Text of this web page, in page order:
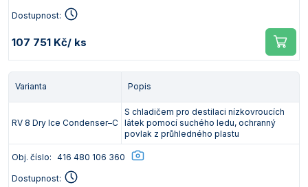
Dostupnost:
107 751 Kč/ ks
Varianta Popis
RV 8 Dry Ice Condenser–C
S chladičem pro destilaci nízkovroucích
látek pomocí suchého ledu, ochranný
povlak z průhledného plastu
Obj. číslo: 416 480 106 360
Dostupnost: